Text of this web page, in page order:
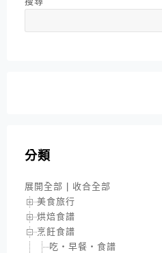
分類
展開全部
收合全部
美食旅行
烘焙食譜
烹飪食譜
吃‧早餐‧食譜